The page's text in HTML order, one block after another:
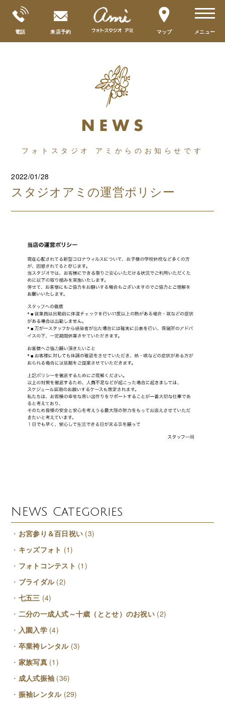
フォトスタジオ アミからのお知らせです
2022/01/28
スタジオアミの運営ポリシー
NEWS Categories
お宮参り＆百日祝い (3)
キッズフォト (1)
フォトコンテスト (1)
ブライダル(2)
七五三 (4)
二分の一成人式～十歳（ととせ）のお祝い (2)
入園入学(4)
卒業袴レンタル(3)
家族写真(1)
成人式振袖 (36)
振袖レンタル(29)
toggle
電話 来店予約 マップ メニュー